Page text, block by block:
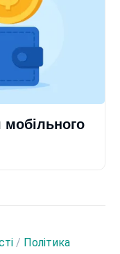
/ Політика